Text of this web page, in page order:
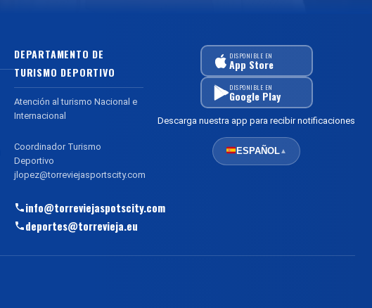
DEPARTAMENTO DE
TURISMO DEPORTIVO
Atención al turismo Nacional e
Internacional
Coordinador Turismo
Deportivo
jlopez@torreviejasportscity.com
info@torreviejaspotscity.com
deportes@torrevieja.eu
DISPONIBLE EN
App Store
DISPONIBLE EN
Google Play
Descarga nuestra app para recibir notificaciones
ESPAÑOL▲